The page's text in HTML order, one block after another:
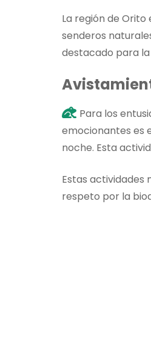
La región de
senderos
destacado para
Para los
emocionantes es
noche. Esta
Estas actividades
respeto por la